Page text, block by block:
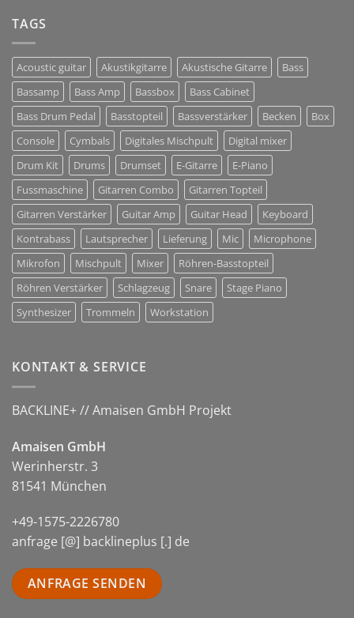
+
Tontechnik
TAGS
Acoustic guitar Akustikgitarre Akustische Gitarre
Bass
Bassamp
Bass Amp Bassbox
Bass Cabinet
Bass Drum Pedal
Basstopteil Bassverstärker Becken
Box
Console
Cymbals Digitales Mischpult
Digital mixer
Drum Kit
Drums Drumset E-Gitarre
E-Piano
Fussmaschine
Gitarren Combo
Gitarren Topteil
Gitarren Verstärker
Guitar Amp Guitar Head
Keyboard
Kontrabass
Lautsprecher Lieferung Mic
Microphone
Mikrofon
Mischpult Mixer
Röhren-Basstopteil
Röhren Verstärker
Schlagzeug Snare
Stage Piano
Synthesizer
Trommeln Workstation
KONTAKT & SERVICE
BACKLINE+ // Amaisen GmbH Projekt
Amaisen GmbH
Werinherstr. 3
81541 München
+49-1575-2226780
anfrage [@] backlineplus [.] de
ANFRAGE SENDEN